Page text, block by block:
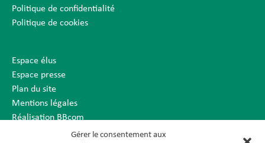
Gérer le consentement aux
Politique de confidentialité
Politique de cookies
Espace élus
Espace presse
Plan du site
Mentions légales
Réalisation BBcom